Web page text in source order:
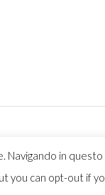
Navigando in
you can opt-out if